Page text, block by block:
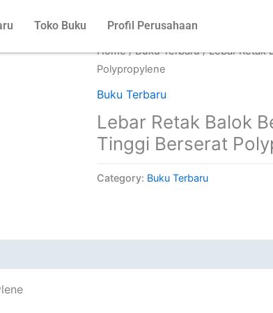
Toko Buku Profil Perusahaan
Home/Buku Terbaru/ Lebar Retak
Polypropylene
Buku Terbaru
Lebar Retak Balok
Tinggi Berserat
Category: Buku Terbaru